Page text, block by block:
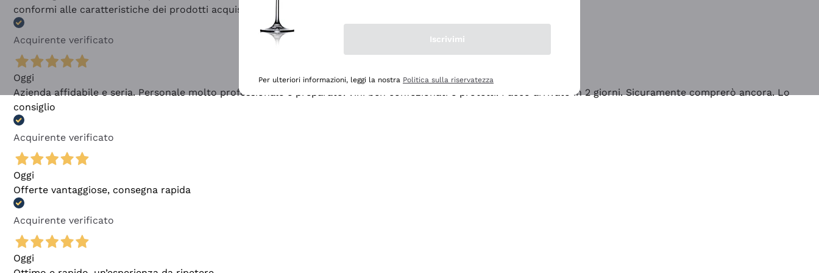
conformi alle caratteristiche dei prodotti acquistati
Acquirente verificato
Oggi
Azienda affidabile e seria. Personale molto professionale e preparato. Vini ben confezionati e protetti. Pacco arrivato in 2 giorni. Sicuramente comprerò ancora. Lo
consiglio
Acquirente verificato
Oggi
Offerte vantaggiose, consegna rapida
Acquirente verificato
Oggi
Iscrivimi
Per ulteriori informazioni, leggi la nostra Politica sulla riservatezza